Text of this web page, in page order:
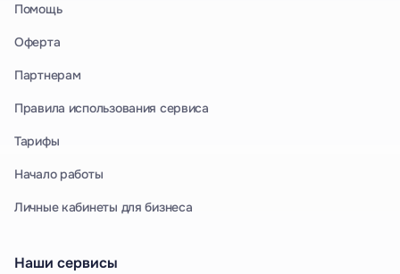
Помощь
Оферта
Партнерам
Правила использования сервиса
Тарифы
Начало работы
Личные кабинеты для бизнеса
Наши сервисы